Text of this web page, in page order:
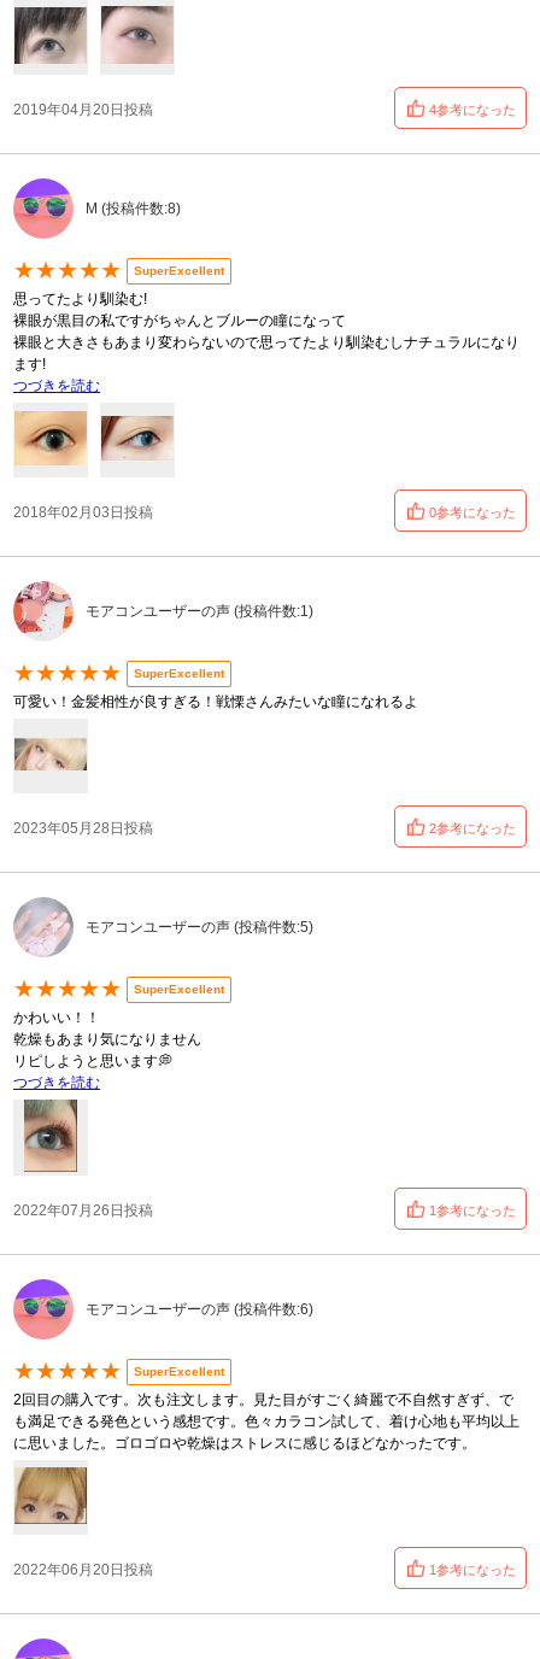
2019年04月20日投稿 4参考になった
M (投稿件数:8)
★★★★★ SuperExcellent
思ってたより馴染む!
裸眼が黒目の私ですがちゃんとブルーの瞳になって
裸眼と大きさもあまり変わらないので思ってたより馴染むしナチュラルになり
ます!
つづきを読む
2018年02月03日投稿 0参考になった
モアコンユーザーの声 (投稿件数:1)
★★★★★ SuperExcellent
可愛い！金髪相性が良すぎる！戦慄さんみたいな瞳になれるよ
2023年05月28日投稿 2参考になった
モアコンユーザーの声 (投稿件数:5)
★★★★★ SuperExcellent
かわいい！！
乾燥もあまり気になりません
リピしようと思います💭
つづきを読む
2022年07月26日投稿 1参考になった
モアコンユーザーの声 (投稿件数:6)
★★★★★ SuperExcellent
2回目の購入です。次も注文します。見た目がすごく綺麗で不自然すぎず、で
も満足できる発色という感想です。色々カラコン試して、着け心地も平均以上
に思いました。ゴロゴロや乾燥はストレスに感じるほどなかったです。
2022年06月20日投稿 1参考になった